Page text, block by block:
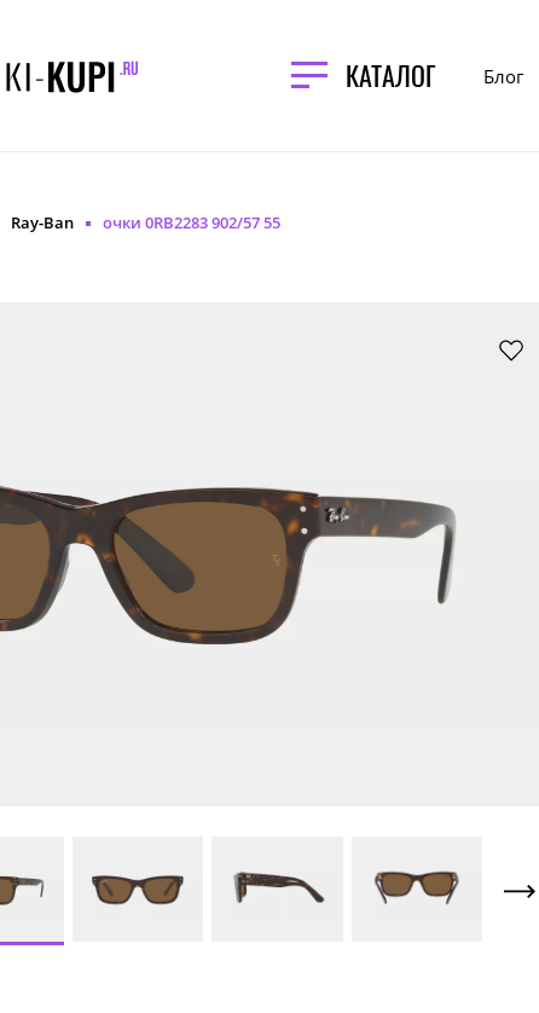
КАТАЛОГ Блог
Ray-Ban очки 0RB2283 902/57 55